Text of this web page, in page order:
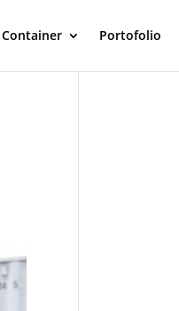
Portofolio